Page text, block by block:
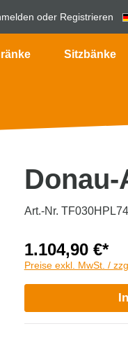
oder Registrieren
Sitzbänke
Art.-Nr.
1.104,90 €*
Preise exkl. MwSt. /